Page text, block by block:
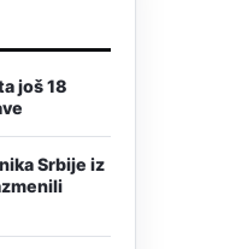
još 18
Srbije iz